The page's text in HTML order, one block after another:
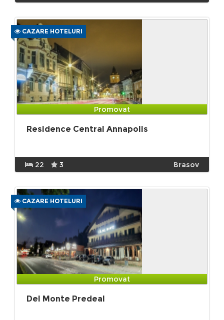
CAZARE HOTELURI
Promovat
Residence Central Annapolis
22 3 Brasov
CAZARE HOTELURI
Promovat
Del Monte Predeal